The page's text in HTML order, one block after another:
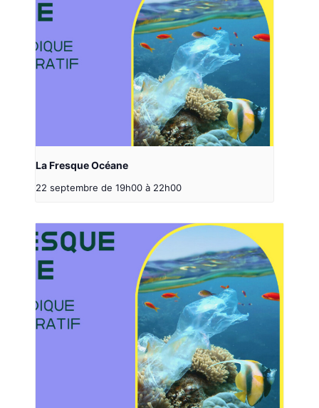
La Fresque Océane
22 septembre de 19h00 à 22h00